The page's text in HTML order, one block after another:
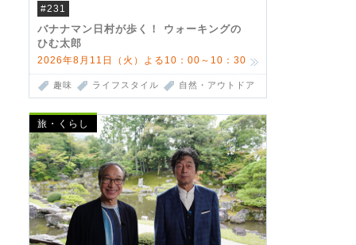
#231
バナナマン日村が歩く！ ウォーキングの
ひむ太郎
2026年8月11日（火）よる10：00～10：30
趣味 ライフスタイル 自然・アウトドア
旅・くらし